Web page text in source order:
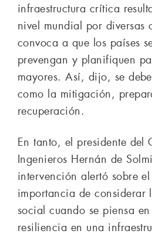
infraestructura crítica
nivel mundial por diversas
convoca a que los países
prevengan y planifiquen
mayores. Así, dijo, se
como la mitigación,
recuperación.
En tanto, el presidente del
Ingenieros Hernán de
intervención alertó sobre
importancia de considerar
social cuando se piensa
resiliencia en una